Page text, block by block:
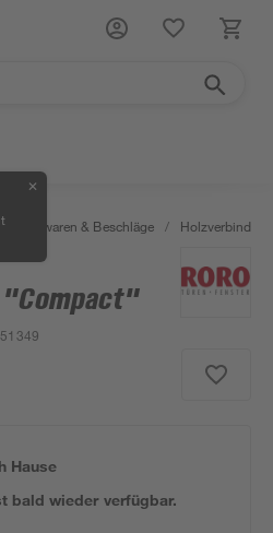
✕
Eisenwaren & Beschläge /
Holzverbinder
"Compact"
Hause
bald wieder verfügbar.